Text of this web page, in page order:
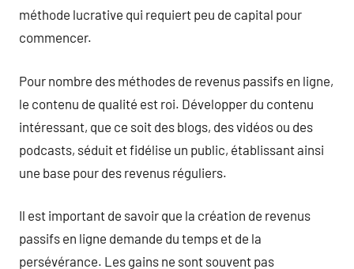
méthode lucrative qui requiert peu de capital pour
commencer.
Pour nombre des méthodes de revenus passifs en ligne,
le contenu de qualité est roi. Développer du contenu
intéressant, que ce soit des blogs, des vidéos ou des
podcasts, séduit et fidélise un public, établissant ainsi
une base pour des revenus réguliers.
Il est important de savoir que la création de revenus
passifs en ligne demande du temps et de la
persévérance. Les gains ne sont souvent pas